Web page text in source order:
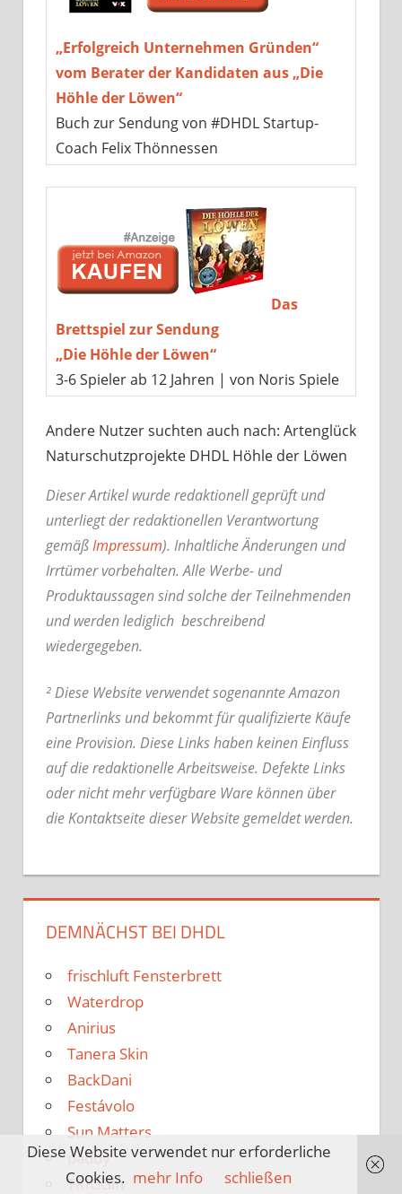
„Erfolgreich Unternehmen Gründen“
vom Berater der Kandidaten aus „Die
Höhle der Löwen“
Buch zur Sendung von #DHDL Startup-
Coach Felix Thönnessen
Das
Brettspiel zur Sendung
„Die Höhle der Löwen“
3-6 Spieler ab 12 Jahren | von Noris Spiele
Andere Nutzer suchten auch nach: Artenglück
Naturschutzprojekte DHDL Höhle der Löwen
Dieser Artikel wurde redaktionell geprüft und
unterliegt der redaktionellen Verantwortung
gemäßImpressum). Inhaltliche Änderungen und
Irrtümer vorbehalten. Alle Werbe- und
Produktaussagen sind solche der Teilnehmenden
und werden lediglich beschreibend
wiedergegeben.
² Diese Website verwendet sogenannte Amazon
Partnerlinks und bekommt für qualifizierte Käufe
eine Provision. Diese Links haben keinen Einfluss
auf die redaktionelle Arbeitsweise. Defekte Links
oder nicht mehr verfügbare Ware können über
die Kontaktseite dieser Website gemeldet werden.
DEMNÄCHST BEI DHDL
frischluft Fensterbrett
Waterdrop
Anirius
Tanera Skin
BackDani
Festávolo
Sun Matters
paddy
TRIGGin
Diese Website verwendet nur erforderliche
Cookies. mehr Info schließen